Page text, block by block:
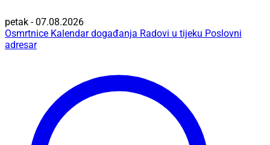
petak - 07.08.2026
Osmrtnice Kalendar događanja Radovi u tijeku Poslovni
adresar